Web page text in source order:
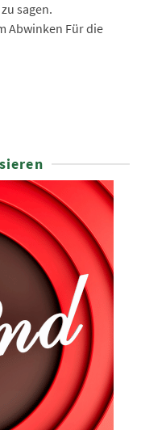
sagen.
Abwinken Für die